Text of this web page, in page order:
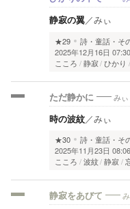
静寂の翼／みぃ
★29 詩・童話・そ
2025年12月16日
こころ
静寂 ひかり
ただ静かに みぃ
時の波紋／みぃ
★30 詩・童話・そ
2025年11月23日
こころ
波紋 静寂
静寂をあびて